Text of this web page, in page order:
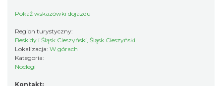
Pokaż wskazówki dojazdu
Region turystyczny:
Beskidy i Śląsk Cieszyński, Śląsk Cieszyński
Lokalizacja: W górach
Kategoria:
Noclegi
Kontakt: